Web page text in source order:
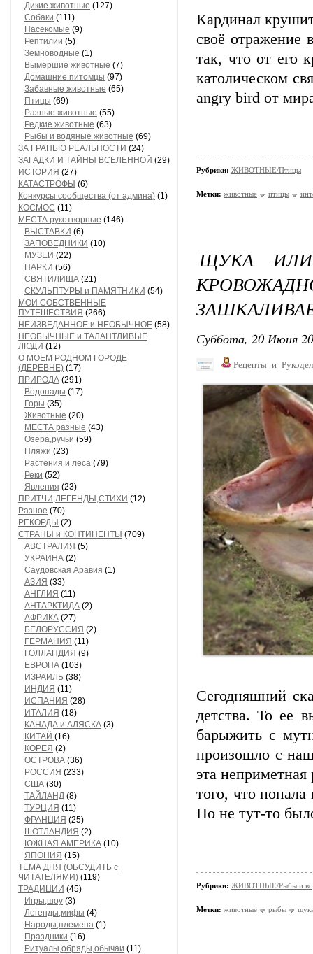
Дикие животные (127)
Собаки (111)
Насекомые (9)
Рептилии (5)
Земноводные (1)
Вымершие животные (7)
Домашние питомцы (97)
Забавные животные (65)
Птицы (69)
Разные животные (55)
Редкие животные (63)
Рыбы и водяные животные (69)
ЗА ГРАНЬЮ РЕАЛЬНОСТИ (24)
ЗАГАДКИ И ТАЙНЫ ВСЕЛЕННОЙ (29)
ИСТОРИЯ (27)
КАТАСТРОФЫ (6)
Конкурсы сообщества (от админа) (1)
КОСМОС (11)
МЕСТА рукотворные (146)
ВЫСТАВКИ (6)
ЗАПОВЕДНИКИ (10)
МУЗЕИ (22)
ПАРКИ (56)
СВЯТИЛИЩА (21)
СКУЛЬПТУРЫ и ПАМЯТНИКИ (54)
МОИ СОБСТВЕННЫЕ
ПУТЕШЕСТВИЯ (266)
НЕИЗВЕДАННОЕ и НЕОБЫЧНОЕ (58)
НЕОБЫЧНЫЕ и ТАЛАНТЛИВЫЕ
ЛЮДИ (12)
О МОЕМ РОДНОМ ГОРОДЕ
(ДЕРЕВНЕ) (17)
ПРИРОДА (291)
Водопады (17)
Горы (35)
Животные (20)
МЕСТА разные (43)
Озера,ручьи (59)
Пляжи (23)
Растения и леса (79)
Реки (52)
Явления (23)
ПРИТЧИ,ЛЕГЕНДЫ,СТИХИ (12)
Разное (70)
РЕКОРДЫ (2)
СТРАНЫ и КОНТИНЕНТЫ (709)
АВСТРАЛИЯ (5)
УКРАИНА (2)
Саудовская Аравия (1)
АЗИЯ (33)
АНГЛИЯ (11)
АНТАРКТИДА (2)
АФРИКА (27)
БЕЛОРУССИЯ (2)
ГЕРМАНИЯ (11)
ГОЛЛАНДИЯ (9)
ЕВРОПА (103)
ИЗРАИЛЬ (38)
ИНДИЯ (11)
ИСПАНИЯ (28)
ИТАЛИЯ (18)
КАНАДА и АЛЯСКА (3)
КИТАЙ (16)
КОРЕЯ (2)
ОСТРОВА (36)
РОССИЯ (233)
США (30)
ТАЙЛАНД (8)
ТУРЦИЯ (11)
ФРАНЦИЯ (25)
ШОТЛАНДИЯ (2)
ЮЖНАЯ АМЕРИКА (10)
ЯПОНИЯ (15)
ТЕМА ДНЯ (ОБСУДИТЬ с
ЧИТАТЕЛЯМИ) (119)
ТРАДИЦИИ (45)
Игры,шоу (3)
Легенды,мифы (4)
Народы,племена (1)
Праздники (16)
Ритуалы,обряды,обычаи (11)
Кардинал
своё отражение
так, что от его
католическом
angry bird от
Рубрики: ЖИВОТНЫЕ/Птицы
Метки: животные птицы
ЩУКА
Суббота, 20 Июня
Сегодняшний
детства. То ее
барыжить с
произошло с
эта
того, что
Но не тут-то
Рубрики: ЖИВОТНЫЕ/Рыбы и
Метки: животные рыбы